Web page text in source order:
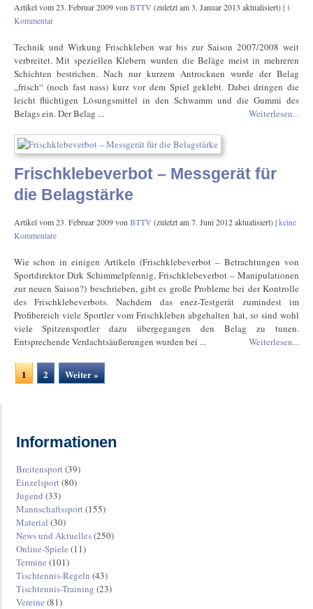
Artikel vom23. Februar 2009von BTTV (zuletzt am3. Januar 2013 aktualisiert) | 1
Kommentar
Technik und Wirkung Frischkleben war bis zur Saison 2007/2008 weit
verbreitet. Mit speziellen Klebern wurden die Beläge meist in mehreren
Schichten bestrichen. Nach nur kurzem Antrocknen wurde der Belag
„frisch“ (noch fast nass) kurz vor dem Spiel geklebt. Dabei dringen die
leicht flüchtigen Lösungsmittel in den Schwamm und die Gummi des
Belags ein. Der Belag ...
Weiterlesen...
Frischklebeverbot – Messgerät für
die Belagstärke
Artikel vom23. Februar 2009von BTTV (zuletzt am7. Juni 2012aktualisiert) |keine
Kommentare
Wie schon in einigen Artikeln (Frischklebeverbot – Betrachtungen von
Sportdirektor Dirk Schimmelpfennig, Frischklebeverbot – Manipulationen
zur neuen Saison?) beschrieben, gibt es große Probleme bei der Kontrolle
des Frischklebeverbots. Nachdem das enez-Testgerät zumindest im
Profibereich viele Sportler vom Frischkleben abgehalten hat, so sind wohl
viele Spitzensportler dazu übergegangen den Belag zu tunen.
Entsprechende Verdachtsäußerungen wurden bei ...
Weiterlesen...
1 2 Weiter »
Informationen
Breitensport(39)
Einzelsport(80)
Jugend (33)
Mannschaftssport(155)
Material (30)
News und Aktuelles(250)
Online-Spiele (11)
Termine (101)
Tischtennis-Regeln (43)
Tischtennis-Training (23)
Vereine (81)